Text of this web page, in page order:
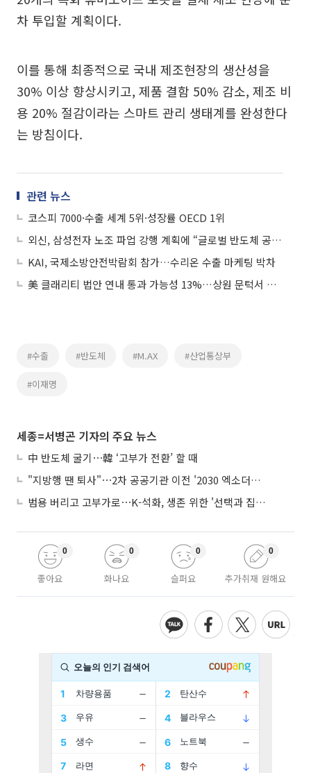
차 투입할 계획이다.
이를 통해 최종적으로 국내 제조현장의 생산성을
30% 이상 향상시키고, 제품 결함 50% 감소, 제조 비
용 20% 절감이라는 스마트 관리 생태계를 완성한다
는 방침이다.
관련 뉴스
코스피 7000·수출 세계 5위·성장률 OECD 1위
외신, 삼성전자 노조 파업 강행 계획에 “글로벌 반도체 공급망 위기”
KAI, 국제소방안전박람회 참가…수리온 수출 마케팅 박차
美 클래리티 법안 연내 통과 가능성 13%…상원 문턱서 제동
#수출 #반도체 #M.AX #산업통상부
#이재명
세종=서병곤 기자의 주요 뉴스
中 반도체 굴기⋯韓 ‘고부가 전환’ 할 때
"지방행 땐 퇴사"⋯2차 공공기관 이전 '2030 엑소더스' 뇌관
범용 버리고 고부가로⋯K-석화, 생존 위한 '선택과 집중'
좋아요
0
화나요
0
슬퍼요
0
추가취재 원해요
0